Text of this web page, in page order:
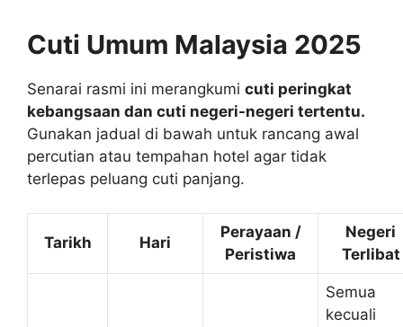
Cuti Umum Malaysia 2025
Senarai rasmi ini merangkumi cuti peringkat
kebangsaan dan cuti negeri-negeri tertentu.
Gunakan jadual di bawah untuk rancang awal
percutian atau tempahan hotel agar tidak
terlepas peluang cuti panjang.
Tarikh Hari
Perayaan /
Peristiwa
Negeri
Terlibat
Semua
kecuali